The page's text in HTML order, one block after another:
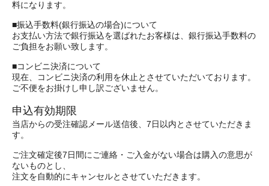
料になります。
■振込手数料(銀行振込の場合)について
お支払い方法で銀行振込を選ばれたお客様は、銀行振込手数料の
ご負担をお願い致します。
■コンビニ決済について
現在、コンビニ決済の利用を休止とさせていただいております。
ご不便をお掛けし申し訳ございません。
申込有効期限
当店からの受注確認メール送信後、7日以内とさせていただきま
す。
ご注文確定後7日間にご連絡・ご入金がない場合は購入の意思が
ないものとし、
注文を自動的にキャンセルとさせていただきます。